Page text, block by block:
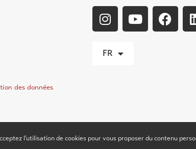
des données
FR
l’utilisation de cookies pour vous proposer du contenu